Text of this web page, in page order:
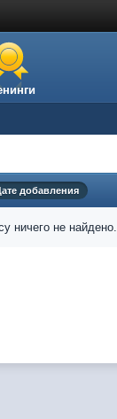
добавления
ничего не найдено.